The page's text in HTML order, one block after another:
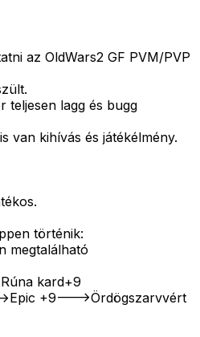
az OldWars2 GF PVM/PVP
lagg és bugg
van kihívás és játékélmény.
történik:
megtalálható
kard+9
+9--->Ördögszarvvért